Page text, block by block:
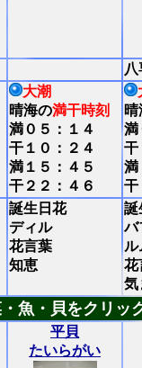
八
大潮
晴海の満干時刻
満０５：１４
干１０：２４
満１５：４５
干２２：４６
満
干
満
干
誕生日花
ディル
花言葉
知恵
誕
バ
ル
花
気
魚・貝をクリッ
平貝
たいらがい